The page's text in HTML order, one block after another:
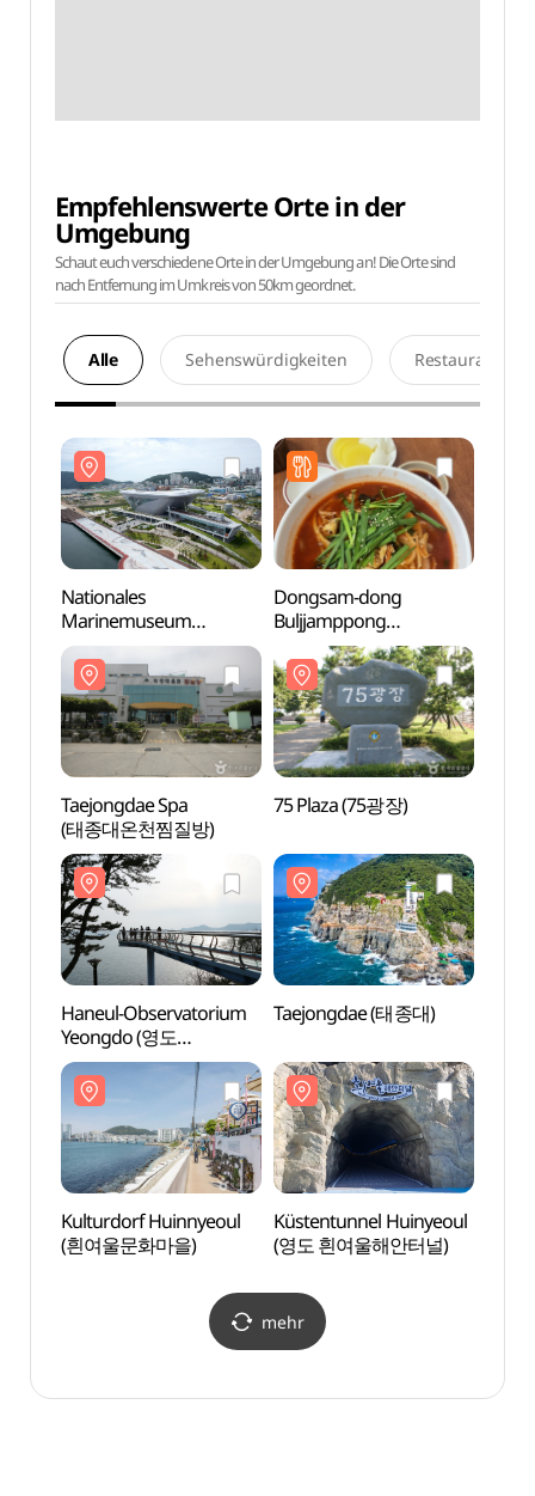
Empfehlenswerte Orte in der
Umgebung
Schaut euch verschiedene Orte in der Umgebung an! Die Orte sind
nach Entfernung im Umkreis von 50km geordnet.
Alle Sehenswürdigkeiten Restaurants
Nationales
Marinemuseum
(국립해양박물관)
Dongsam-dong
Buljjamppong
(동삼동불짬뽕)
Taejongdae Spa
(태종대온천찜질방)
75 Plaza (75광장)
Haneul-Observatorium
Yeongdo (영도
하늘전망대)
Taejongdae (태종대)
Kulturdorf Huinnyeoul
(흰여울문화마을)
Küstentunnel Huinyeoul
(영도 흰여울해안터널)
mehr